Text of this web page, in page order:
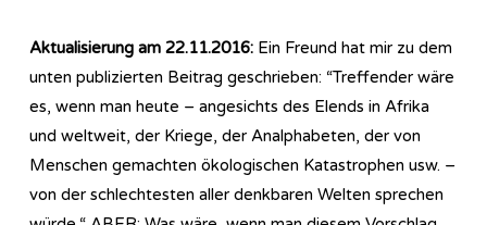
Aktualisierung am 22.11.2016: Ein Freund hat mir zu dem
unten publizierten Beitrag geschrieben: “Treffender wäre
es, wenn man heute – angesichts des Elends in Afrika
und weltweit, der Kriege, der Analphabeten, der von
Menschen gemachten ökologischen Katastrophen usw. –
von der schlechtesten aller denkbaren Welten sprechen